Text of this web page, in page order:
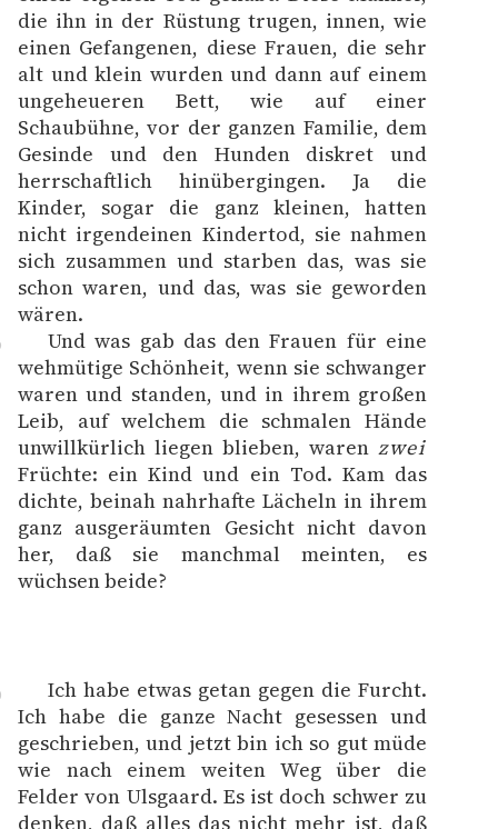
die ihn in der Rüstung trugen, innen, wie
einen Gefangenen, diese Frauen, die sehr
alt und klein wurden und dann auf einem
ungeheueren Bett, wie auf einer
Schaubühne, vor der ganzen Familie, dem
Gesinde und den Hunden diskret und
herrschaftlich hinübergingen. Ja die
Kinder, sogar die ganz kleinen, hatten
nicht irgendeinen Kindertod, sie nahmen
sich zusammen und starben das, was sie
schon waren, und das, was sie geworden
wären.
Und was gab das den Frauen für eine
wehmütige Schönheit, wenn sie schwanger
waren und standen, und in ihrem großen
Leib, auf welchem die schmalen Hände
unwillkürlich liegen blieben, waren zwei
Früchte: ein Kind und ein Tod. Kam das
dichte, beinah nahrhafte Lächeln in ihrem
ganz ausgeräumten Gesicht nicht davon
her, daß sie manchmal meinten, es
wüchsen beide?
Ich habe etwas getan gegen die Furcht.
Ich habe die ganze Nacht gesessen und
geschrieben, und jetzt bin ich so gut müde
wie nach einem weiten Weg über die
Felder von Ulsgaard. Es ist doch schwer zu
denken, daß alles das nicht mehr ist, daß